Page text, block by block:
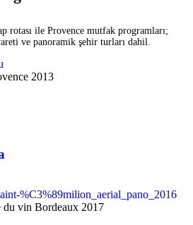
rotası ile Provence mutfak programları;
ve panoramik şehir turları dahil.